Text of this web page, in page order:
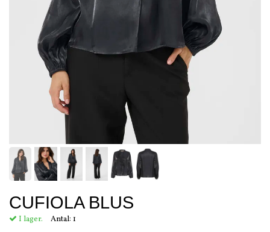
CUFIOLA BLUS
I lager. Antal: 1